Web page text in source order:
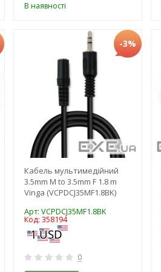
В наявності
-3%
Кабель мультимедійний
3.5mm M to 3.5mm F 1.8 m
Vinga (VCPDCJ35MF1.8BK)
Арт: VCPDCJ35MF1.8BK
Код: 358194
0